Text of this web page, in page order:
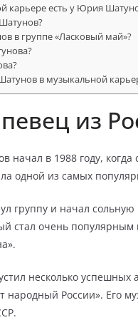
карьере есть у Юрия
в группе «Ласковый май»?
в музыкальной
из
в 1988 году, когда
одной из самых
группу и начал сольную
стал очень
несколько успешных
России». Его